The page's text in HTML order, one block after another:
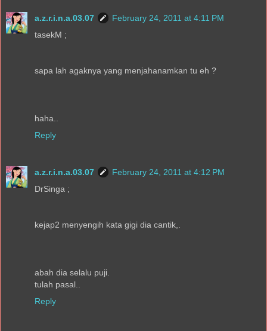
a.z.r.i.n.a.03.07
February 24, 2011 at 4:11 PM
tasekM ;
sapa lah agaknya yang menjahanamkan tu eh ?
haha..
Reply
a.z.r.i.n.a.03.07
February 24, 2011 at 4:12 PM
DrSinga ;
kejap2 menyengih kata gigi dia cantik,.
abah dia selalu puji.
tulah pasal..
Reply